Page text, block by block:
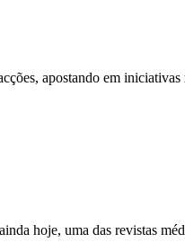
apostando em
hoje, uma das revistas